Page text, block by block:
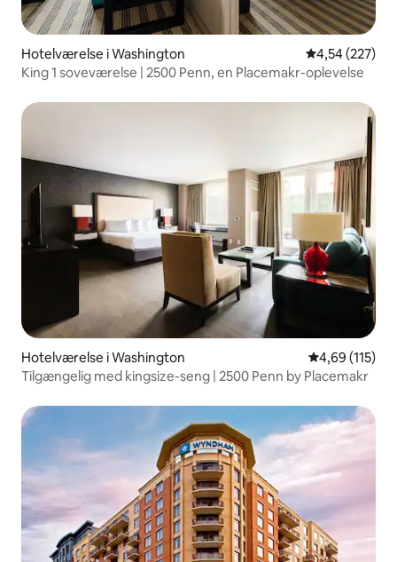
Hotelværelse i Washington 4,54 ud af 5 i
4,54 (227)
King 1 soveværelse | 2500 Penn, en Placemakr-oplevelse
Hotelværelse i Washington 4,69 ud af 5 i
4,69 (115)
Tilgængelig med kingsize-seng | 2500 Penn by Placemakr